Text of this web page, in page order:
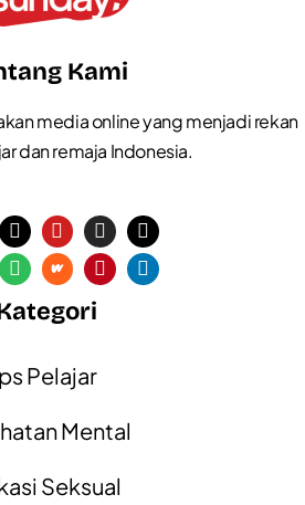
Kami
media online yang menjadi rekan
dan remaja Indonesia.
Pelajar
Mental
Seksual